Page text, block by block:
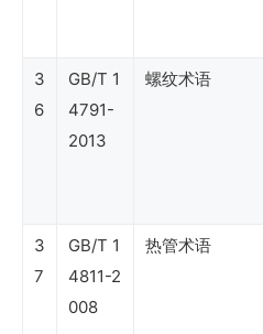
用）
3
6
GB/T 1
4791-
2013
螺纹术语
3
7
GB/T 1
4811-2
008
热管术语